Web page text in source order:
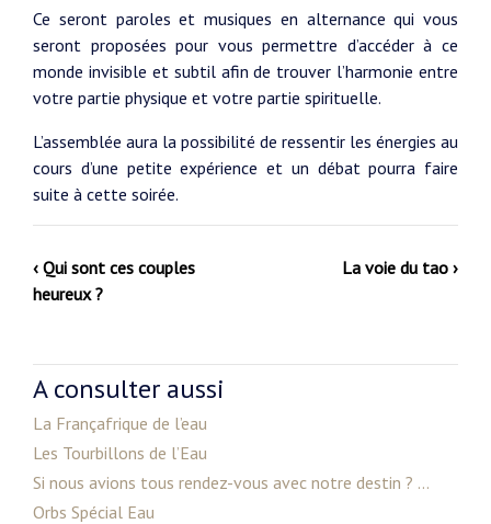
Ce seront paroles et musiques en alternance qui vous
seront proposées pour vous permettre d’accéder à ce
monde invisible et subtil afin de trouver l’harmonie entre
votre partie physique et votre partie spirituelle.
L’assemblée aura la possibilité de ressentir les énergies au
cours d’une petite expérience et un débat pourra faire
suite à cette soirée.
‹ Qui sont ces couples
heureux ?
La voie du tao ›
A consulter aussi
La Françafrique de l’eau
Les Tourbillons de l’Eau
Si nous avions tous rendez-vous avec notre destin ? ...
Orbs Spécial Eau